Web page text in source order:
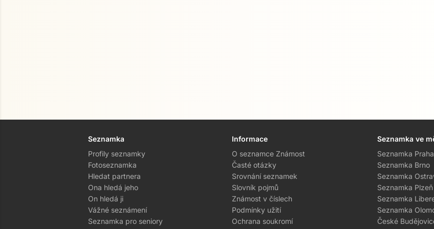
Seznamka
Profily seznamky
Fotoseznamka
Hledat partnera
Ona hledá jeho
On hledá ji
Vážné seznámení
Seznamka pro seniory
Informace
O seznamce Známost
Časté otázky
Srovnání seznamek
Slovník pojmů
Známost v číslech
Podmínky užití
Ochrana soukromí
Seznamka ve
Seznamka Praha
Seznamka Brno
Seznamka
Seznamka Plzeň
Seznamka
Seznamka
České